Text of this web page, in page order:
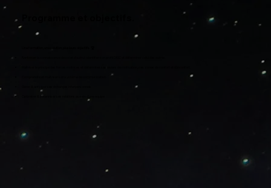
Optimiser & pérenniser ses relations au sein d'une équipe